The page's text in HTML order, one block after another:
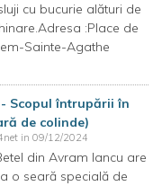
cu bucurie alături de
:Place de
Sainte-Agathe
Scopul întrupării în
de colinde)
in 09/12/2024
din Avram Iancu are
o seară specială de